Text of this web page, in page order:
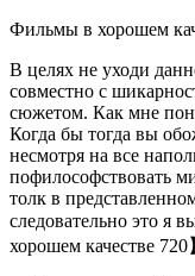
Фильмы в хорошем
В целях не уходи
совместно с
сюжетом. Как мне
Когда бы тогда вы
несмотря на все
пофилософствовать
толк в
следовательно это я
хорошем качестве 720